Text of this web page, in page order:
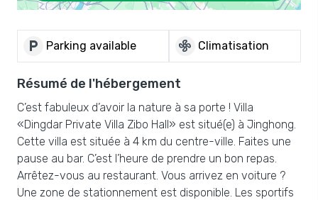
local_parking Parking available mode_fan Climatisation
Résumé de l'hébergement
C’est fabuleux d’avoir la nature à sa porte ! Villa
«Dingdar Private Villa Zibo Hall» est situé(e) à Jinghong.
Cette villa est située à 4 km du centre-ville. Faites une
pause au bar. C’est l’heure de prendre un bon repas.
Arrêtez-vous au restaurant. Vous arrivez en voiture ?
Une zone de stationnement est disponible. Les sportifs